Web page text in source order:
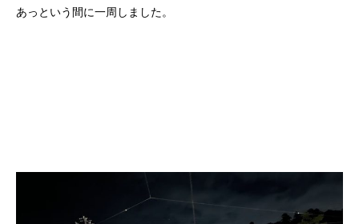
あっという間に一周しました。